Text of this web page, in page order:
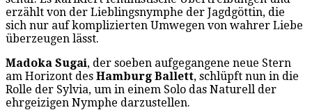
erzählt von der Lieblingsnymphe der Jagdgöttin, die
sich nur auf komplizierten Umwegen von wahrer Liebe
überzeugen lässt.
Madoka Sugai, der soeben aufgegangene neue Stern
am Horizont des Hamburg Ballett, schlüpft nun in die
Rolle der Sylvia, um in einem Solo das Naturell der
ehrgeizigen Nymphe darzustellen.